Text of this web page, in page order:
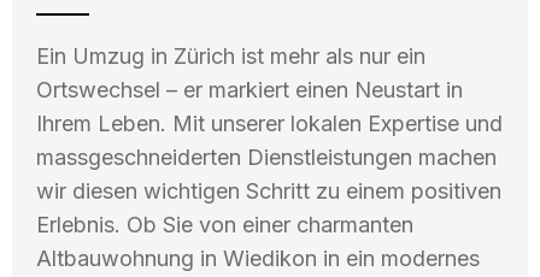
Ein Umzug in Zürich ist mehr als nur ein
Ortswechsel – er markiert einen Neustart in
Ihrem Leben. Mit unserer lokalen Expertise und
massgeschneiderten Dienstleistungen machen
wir diesen wichtigen Schritt zu einem positiven
Erlebnis. Ob Sie von einer charmanten
Altbauwohnung in Wiedikon in ein modernes